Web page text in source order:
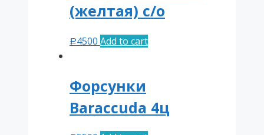
(желтая) с/о
Р4500 Add to cart
Форсунки
Baraccuda 4ц